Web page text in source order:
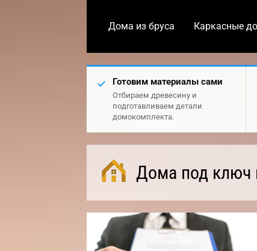
Дома из бруса Каркасные
Готовим материалы сами
Отбираем древесину и
подготавливаем детали
домокомплекта.
Дома под ключ